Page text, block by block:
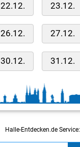
22.12. 23.12.
26.12. 27.12.
30.12. 31.12.
Halle-Entdecken.de Service: